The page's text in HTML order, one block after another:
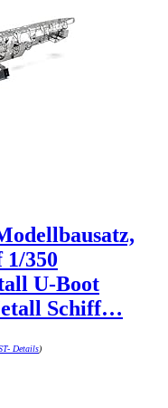
350
U-Boot
Schiff…
Details)